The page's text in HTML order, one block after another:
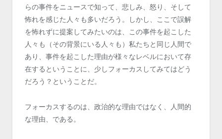
らの事件をニュースで知って、悲しみ、怒り、そして
怖れを感じた人々も多いだろう。しかし、ここで誤解
を怖れずに提案してみたいのは、この事件を起こした
人々も（その背景にいる人々も）私たちと同じ人間で
あり、事件を起こした理由が様々なレベルにおいて存
在するということに、少しフォーカスしてみてはどう
だろう？ということだ。
フォーカスするのは、政治的な理由ではなく、人間的
な理由、である。